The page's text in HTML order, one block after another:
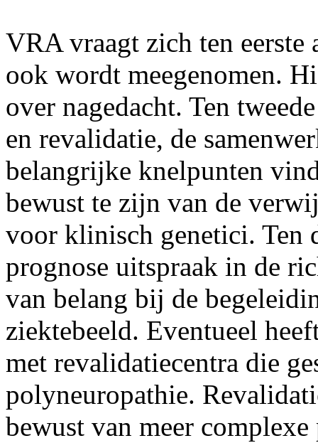
VRA vraagt zich ten
ook wordt meegenomen.
over nagedacht. Ten
en revalidatie, de
belangrijke knelpunten
bewust te zijn van de
voor klinisch genetici. Ten
prognose uitspraak in de
van belang bij de
ziektebeeld. Eventueel
met revalidatiecentra die
polyneuropathie.
bewust van meer